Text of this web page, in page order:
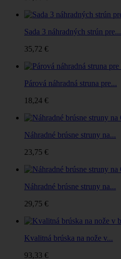
Sada 3 náhradných strún pre...
35,72 €
Párová náhradná struna pre...
18,24 €
Náhradné brúsne struny na...
23,75 €
Náhradné brúsne struny na...
29,75 €
Kvalitná brúska na nože v...
93,33 €